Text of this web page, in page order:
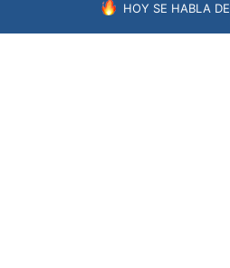
HOY SE HABLA DE